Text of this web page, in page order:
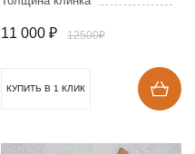
11 000 ₽ 12500₽
КУПИТЬ В 1 КЛИК